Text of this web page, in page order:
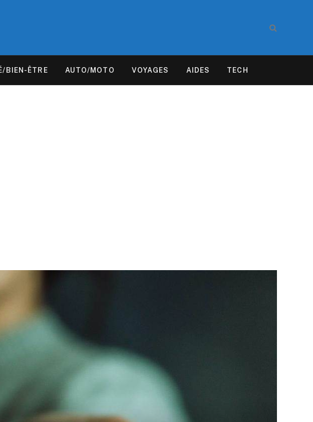
BIEN-ÊTRE AUTO/MOTO VOYAGES AIDES TECH